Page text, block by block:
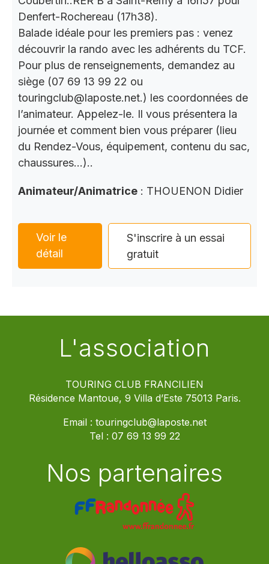
Denfert-Rochereau (17h38).
Balade idéale pour les premiers pas : venez
découvrir la rando avec les adhérents du TCF.
Pour plus de renseignements, demandez au
siège (07 69 13 99 22 ou
touringclub@laposte.net.) les coordonnées de
l’animateur. Appelez-le. Il vous présentera la
journée et comment bien vous préparer (lieu
du Rendez-Vous, équipement, contenu du sac,
chaussures…)..
Animateur/Animatrice : THOUENON Didier
Voir le
détail
S'inscrire à un essai
gratuit
L'association
TOURING CLUB FRANCILIEN
Résidence Mantoue, 9 Villa d’Este 75013 Paris.
Email : touringclub@laposte.net
Tel : 07 69 13 99 22
Nos partenaires